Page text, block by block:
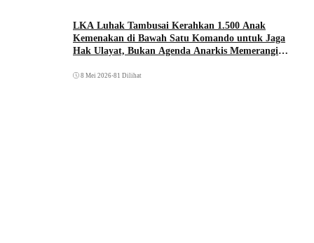
LKA Luhak Tambusai Kerahkan 1.500 Anak
Kemenakan di Bawah Satu Komando untuk Jaga
Hak Ulayat, Bukan Agenda Anarkis Memerangi
8 Mei 2026•81 Dilihat